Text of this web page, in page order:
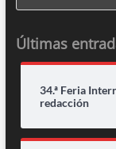
Últimas
34.ª Feria
redacción